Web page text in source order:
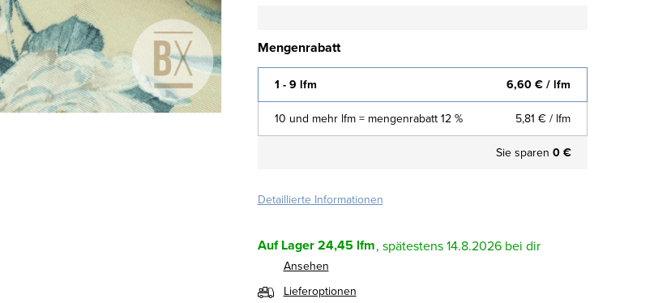
Mengenrabatt
1 - 9 lfm 6,60 € / lfm
10 und mehr lfm = mengenrabatt 12 % 5,81 € / lfm
Sie sparen 0 €
Detaillierte Informationen
Auf Lager24,45 lfm 14.8.2026
Ansehen
Lieferoptionen